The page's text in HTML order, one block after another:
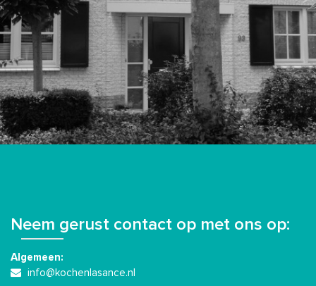
Neem gerust contact op met ons op:
Algemeen:
info@kochenlasance.nl